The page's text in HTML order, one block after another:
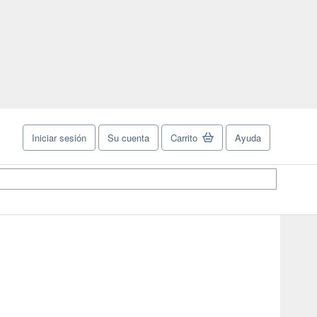
Iniciar sesión Su cuenta Carrito Ayuda